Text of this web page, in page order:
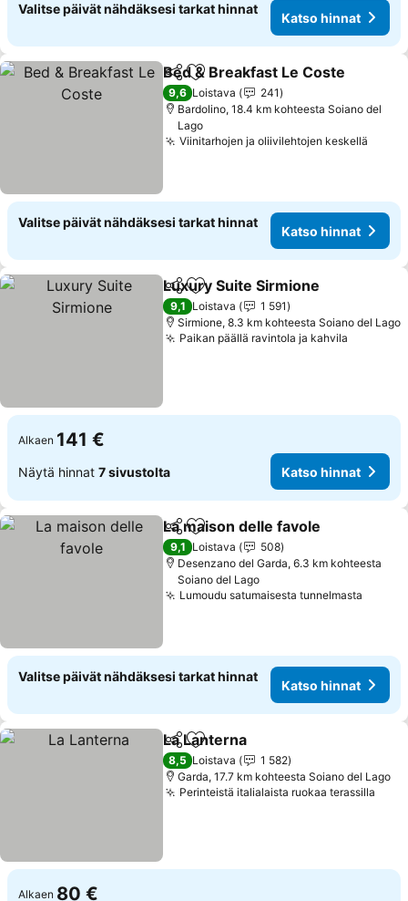
Valitse päivät nähdäksesi tarkat hinnat
Katso hinnat
Jaa Lisää suosikkeihin
Bed & Breakfast Le Coste
9,6 Loistava
241
Bardolino, 18.4 km kohteesta Soiano del
Lago
Viinitarhojen ja oliivilehtojen keskellä
Valitse päivät nähdäksesi tarkat hinnat
Katso hinnat
Jaa Lisää suosikkeihin
Luxury Suite Sirmione
9,1 Loistava
1 591
Sirmione, 8.3 km kohteesta Soiano del Lago
Paikan päällä ravintola ja kahvila
Alkaen 141 €
Näytä hinnat 7 sivustolta Katso hinnat
Jaa Lisää suosikkeihin
La maison delle favole
9,1 Loistava
508
Desenzano del Garda, 6.3 km kohteesta
Soiano del Lago
Lumoudu satumaisesta tunnelmasta
Valitse päivät nähdäksesi tarkat hinnat
Katso hinnat
Jaa Lisää suosikkeihin
La Lanterna
8,5 Loistava
1 582
Garda, 17.7 km kohteesta Soiano del Lago
Perinteistä italialaista ruokaa terassilla
Alkaen 80 €